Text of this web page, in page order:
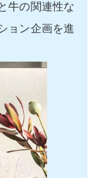
牛の関連性な
ョン企画を進